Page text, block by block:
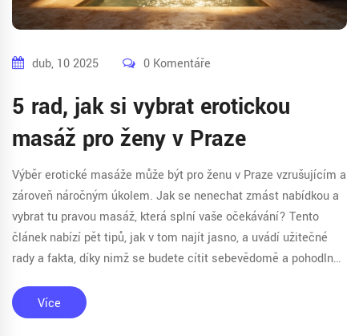
dub, 10 2025 0 Komentáře
5 rad, jak si vybrat erotickou
masáž pro ženy v Praze
Výběr erotické masáže může být pro ženu v Praze vzrušujícím a
zároveň náročným úkolem. Jak se nenechat zmást nabídkou a
vybrat tu pravou masáž, která splní vaše očekávání? Tento
článek nabízí pět tipů, jak v tom najít jasno, a uvádí užitečné
rady a fakta, díky nimž se budete cítit sebevědomě a pohodlně
Více